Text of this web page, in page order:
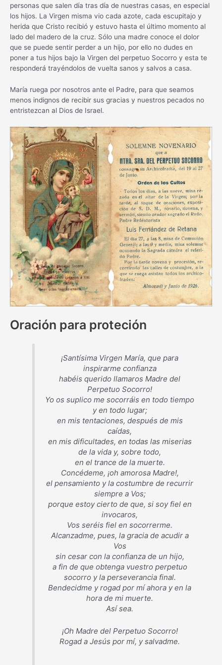
personas que salen día tras día de nuestras casas, en especial
los hijos. La Virgen misma vio cada azote, cada escupitajo y
herida que Cristo recibió y estuvo hasta el último momento al
lado del madero de la cruz. Sólo una madre conoce el dolor
que se puede sentir perder a un hijo, por ello no dudes en
poner a tus hijos bajo la Virgen del perpetuo Socorro y esta te
responderá trayéndolos de vuelta sanos y salvos a casa.
María ruega por nosotros ante el Padre, para que seamos
menos indignos de recibir sus gracias y nuestros pecados no
entristezcan al Dios de Israel.
Oración para proteción
¡Santísima Virgen María, que para
inspirarme confianza
habéis querido llamaros Madre del
Perpetuo Socorro!
Yo os suplico me socorráis en todo tiempo
y en todo lugar;
en mis tentaciones, después de mis
caídas,
en mis dificultades, en todas las miserias
de la vida y, sobre todo,
en el trance de la muerte.
Concédeme, ¡oh amorosa Madre!,
el pensamiento y la costumbre de recurrir
siempre a Vos;
porque estoy cierto de que, si soy fiel en
invocaros,
Vos seréis fiel en socorrerme.
Alcanzadme, pues, la gracia de acudir a
Vos
sin cesar con la confianza de un hijo,
a fin de que obtenga vuestro perpetuo
socorro y la perseverancia final.
Bendecidme y rogad por mí ahora y en la
hora de mi muerte.
Así sea.
¡Oh Madre del Perpetuo Socorro!
Rogad a Jesús por mí, y salvadme.